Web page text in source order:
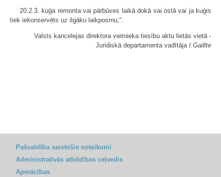
20.2.3. kuģa remonta vai pārbūves laikā dokā vai ostā vai ja kuģis
tiek iekonservēts uz ilgāku laikposmu;".
Valsts kancelejas direktora vietnieka tiesību aktu lietās vietā -
Juridiskā departamenta vadītāja I.Gailīte
Pašvaldību saistošie noteikumi
Administratīvās atbildības ceļvedis
Apmācības